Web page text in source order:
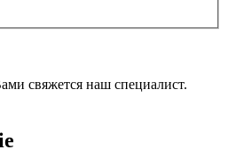
свяжется наш специалист.